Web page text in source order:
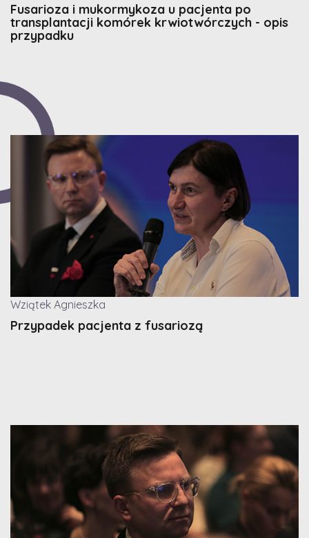
Fusarioza i mukormykoza u pacjenta po
transplantacji komórek krwiotwórczych - opis
przypadku
Wziątek Agnieszka
Przypadek pacjenta z fusariozą